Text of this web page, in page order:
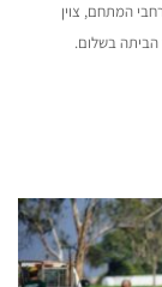
המתחם, צוין